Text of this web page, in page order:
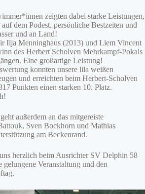
zeigten dabei starke Leistungen,
dem Podest, persönliche Bestzeiten und
und an Land!
Ilja Menninghaus (2013) und Liem Vincent
des Herbert Scholven Mehrkampf-Pokals
Eine großartige Leistung!
konnten unsere lila weißen
und erreichten beim Herbert-Scholven
Punkten einen starken 10. Platz.
außerdem an das mitgereiste
Sven Bockhorn und Mathias
am Beckenrand.
herzlich beim Ausrichter SV Delphin 58
gelungene Veranstaltung und den